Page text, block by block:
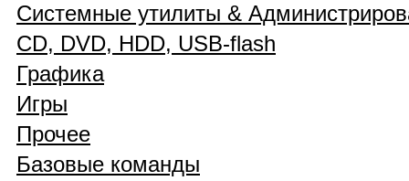
Системные утилиты &
CD, DVD, HDD, USB-flash
Графика
Игры
Прочее
Базовые команды